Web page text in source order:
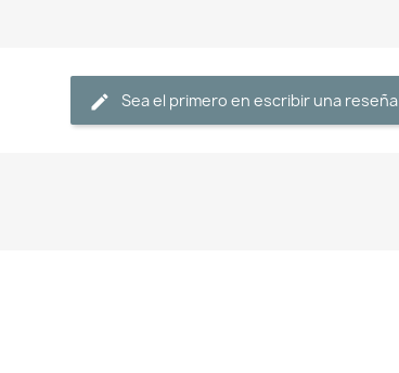
Sea el primero en escribir una reseña